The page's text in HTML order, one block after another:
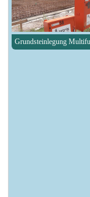
Grundsteinlegung